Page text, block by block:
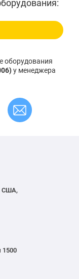
оборудования
у менеджера
США,
1500